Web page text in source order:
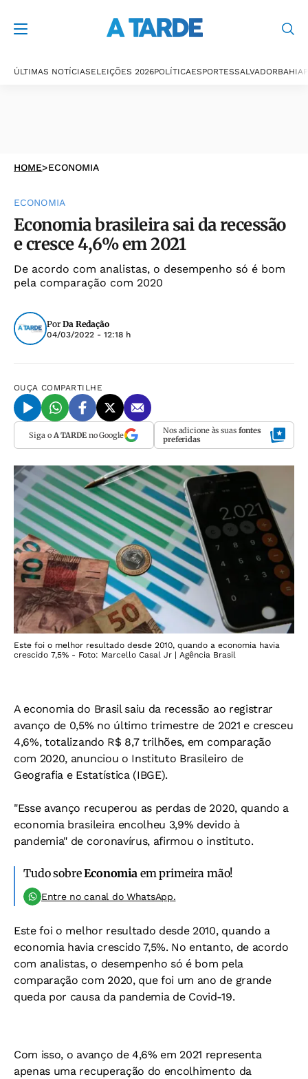
ÚLTIMAS NOTÍCIASELEIÇÕES 2026POLÍTICAESPORTESSALVADORBAHIA
HOME>ECONOMIA
ECONOMIA
Economia brasileira sai da recessão
e cresce 4,6% em 2021
De acordo com analistas, o desempenho só é bom
pela comparação com 2020
Por Da Redação
04/03/2022 - 12:18 h
OUÇA COMPARTILHE
Siga o A TARDEno Google Nos adicione às suas fontes
preferidas
Este foi o melhor resultado desde 2010, quando a economia havia
crescido 7,5% - Foto: Marcello Casal Jr | Agência Brasil
A economia do Brasil saiu da recessão ao registrar
avanço de 0,5% no último trimestre de 2021 e cresceu
4,6%, totalizando R$ 8,7 trilhões, em comparação
com 2020, anunciou o Instituto Brasileiro de
Geografia e Estatística (IBGE).
"Esse avanço recuperou as perdas de 2020, quando a
economia brasileira encolheu 3,9% devido à
pandemia" de coronavírus, afirmou o instituto.
Tudo sobreEconomia em primeira mão!
Entre no canal do WhatsApp.
Este foi o melhor resultado desde 2010, quando a
economia havia crescido 7,5%. No entanto, de acordo
com analistas, o desempenho só é bom pela
comparação com 2020, que foi um ano de grande
queda por causa da pandemia de Covid-19.
Com isso, o avanço de 4,6% em 2021 representa
apenas uma recuperação do encolhimento da